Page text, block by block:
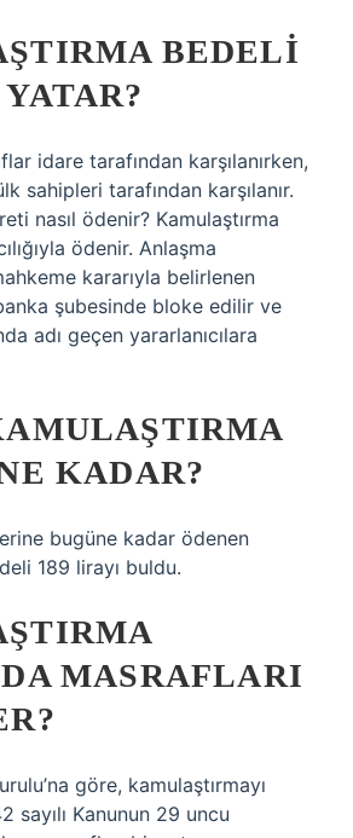
BEDELI
idare tarafından karşılanırken,
sahipleri tarafından karşılanır.
nasıl ödenir? Kamulaştırma
ödenir. Anlaşma
kararıyla belirlenen
şubesinde bloke edilir ve
adı geçen yararlanıcılara
KADAR?
bugüne kadar ödenen
189 lirayı buldu.
MASRAFLARI
göre, kamulaştırmayı
sayılı Kanunun 29 uncu